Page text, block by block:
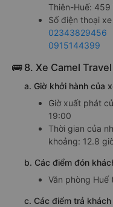
Thiên-Huế: 459
Số điện thoại
02343829456
0915144399
🚌 8. Xe Camel
a. Giờ khởi hành của
Giờ xuất phát
19:00
Thời gian của
khoảng: 12.8
b. Các điểm đón
Văn phòng Huế
c. Các điểm trả